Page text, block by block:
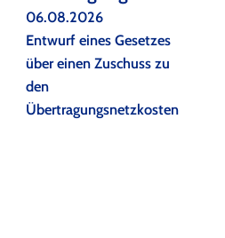
06.08.2026
Entwurf eines Gesetzes
über einen Zuschuss zu
den
Übertragungsnetzkosten